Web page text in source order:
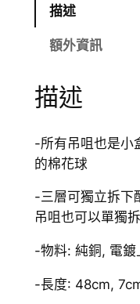
水
愛
心
薰
頸
鏈
量
描述
額外資訊
描述
-所有吊咀也是小
的棉花球
-三層可獨立拆下
吊咀也可以單獨
-物料: 純銅, 電
-長度: 48cm,